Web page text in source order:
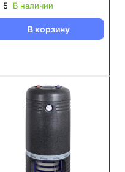
5
В наличии
В корзину